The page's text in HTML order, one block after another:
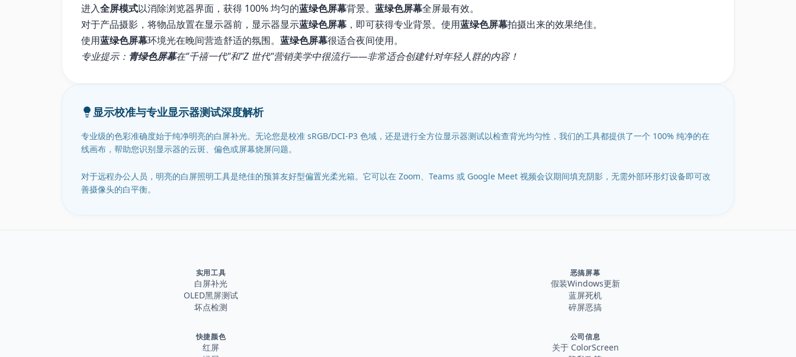
进入全屏模式以消除浏览器界面，获得 100% 均匀的蓝绿色屏幕背景。 蓝绿色屏幕全屏最有效。
对于产品摄影，将物品放置在显示器前，显示器显示蓝绿色屏幕 ，即可获得专业背景。使用蓝绿色屏幕拍摄出来的效果绝佳。
使用蓝绿色屏幕环境光在晚间营造舒适的氛围。 蓝绿色屏幕很适合夜间使用。
专业提示： 青绿色屏幕在"千禧一代"和"Z 世代"营销美学中很流行——非常适合创建针对年轻人群的内容！
显示校准与专业显示器测试深度解析
专业级的色彩准确度始于纯净明亮的白屏补光。无论您是校准 sRGB/DCI-P3 色域，还是进行全方位显示器测试以检查背光均匀性，我们的工具都提供了一个 100% 纯净的在
线画布，帮助您识别显示器的云斑、偏色或屏幕烧屏问题。
对于远程办公人员，明亮的白屏照明工具是绝佳的预算友好型偏置光柔光箱。它可以在 Zoom、Teams 或 Google Meet 视频会议期间填充阴影，无需外部环形灯设备即可改
善摄像头的白平衡。
实用工具
白屏补光
OLED黑屏测试
坏点检测
恶搞屏幕
假装Windows更新
蓝屏死机
碎屏恶搞
快捷颜色
红屏
公司信息
关于 ColorScreen